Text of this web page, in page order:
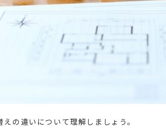
の違いについて理解しましょう。